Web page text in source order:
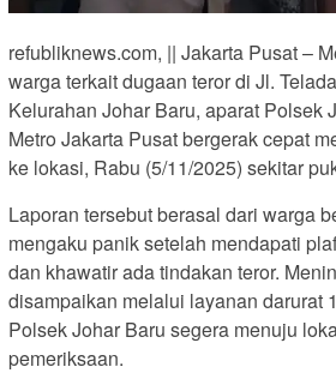
refubliknews.com, || Jakarta Pusat –
warga terkait dugaan teror di Jl.
Kelurahan Johar Baru, aparat Polsek
Metro Jakarta Pusat bergerak cepat
ke lokasi, Rabu (5/11/2025) sekitar
Laporan tersebut berasal dari warga
mengaku panik setelah mendapati
dan khawatir ada tindakan teror.
disampaikan melalui layanan darurat
Polsek Johar Baru segera menuju
pemeriksaan.